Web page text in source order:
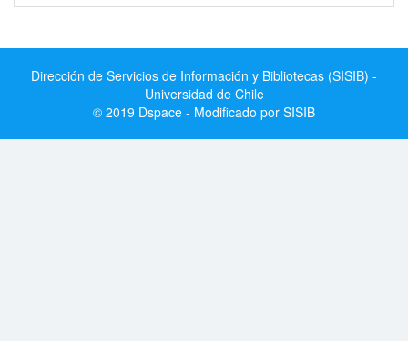
Dirección de Servicios de Información y Bibliotecas (SISIB) -
Universidad de Chile
© 2019 Dspace - Modificado por SISIB